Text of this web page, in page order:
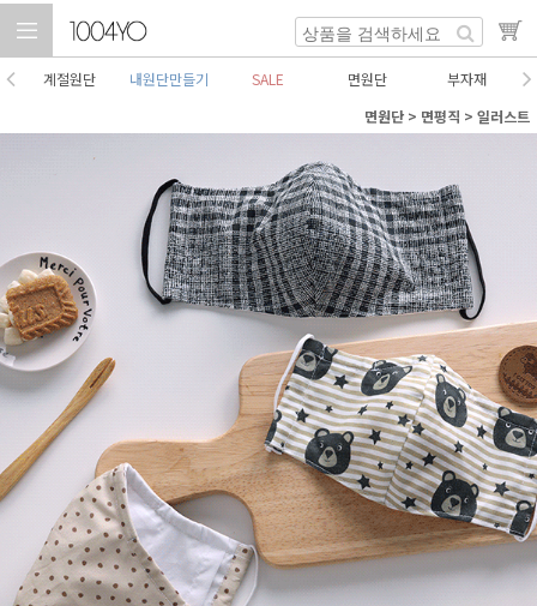
계절원단 내원단만들기 SALE 면원단
부자재
면원단 > 면평직 > 일러스트